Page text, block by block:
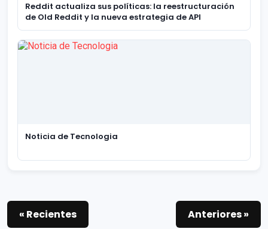
Reddit actualiza sus políticas: la reestructuración
de Old Reddit y la nueva estrategia de API
Noticia de Tecnologia
« Recientes Anteriores »